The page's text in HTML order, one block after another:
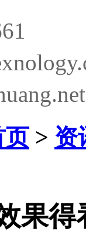
页> 资
果得